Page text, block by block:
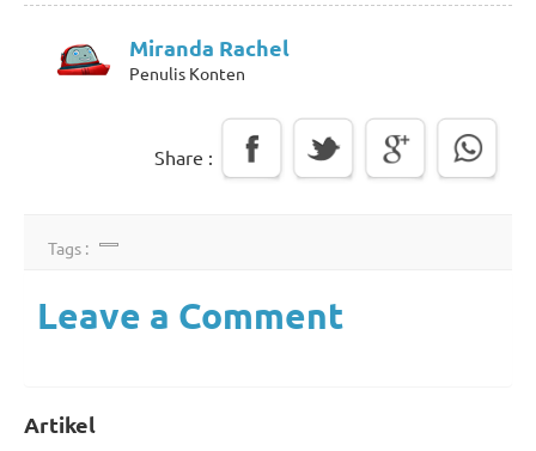
Miranda Rachel
Penulis Konten
Share :
Tags :
Leave a Comment
Artikel